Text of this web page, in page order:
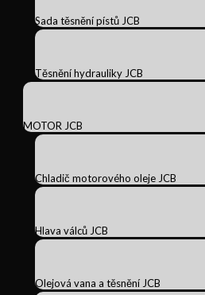
Sada těsnění pístů JCB
Těsnění hydrauliky JCB
MOTOR JCB
Chladič motorového oleje JCB
Hlava válců JCB
Olejová vana a těsnění JCB